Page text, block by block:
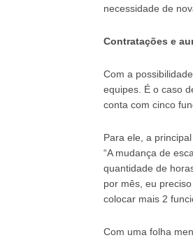
necessidade de
Contratações e
Com a
equipes. É o caso
conta com cinco
Para ele, a
“A mudança de
quantidade de
por mês, eu
colocar mais 2
Com uma folha